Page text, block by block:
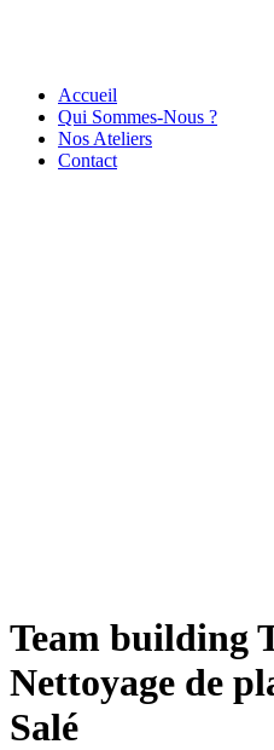
Accueil
Qui Sommes-Nous ?
Nos Ateliers
Contact
Team building
Nettoyage de
Salé